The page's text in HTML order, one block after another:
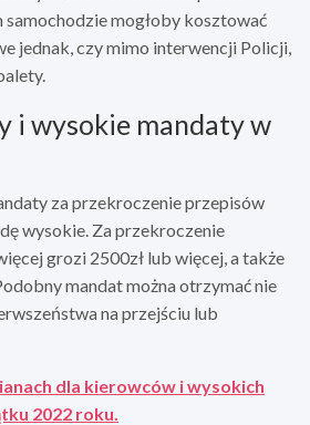
mogłoby kosztować
jednak, czy mimo interwencji Policji,
i wysokie mandaty w
za przekroczenie przepisów
wysokie. Za przekroczenie
grozi 2500zł lub więcej, a także
mandat można otrzymać nie
na przejściu lub
dla kierowców i wysokich
2022 roku.